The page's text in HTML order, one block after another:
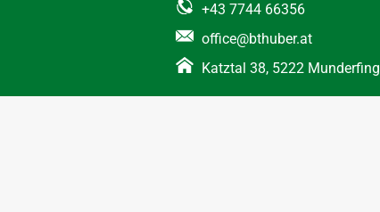
+43 7744 66356
office@bthuber.at​
Katztal 38, 5222 Munderfing